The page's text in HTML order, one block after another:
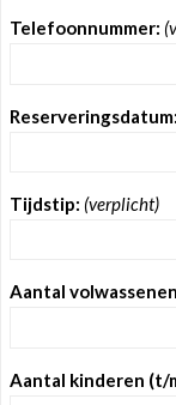
Telefoonnummer:
Reserveringsdatum:
Tijdstip: (verplicht)
Aantal
Aantal kinderen (t/